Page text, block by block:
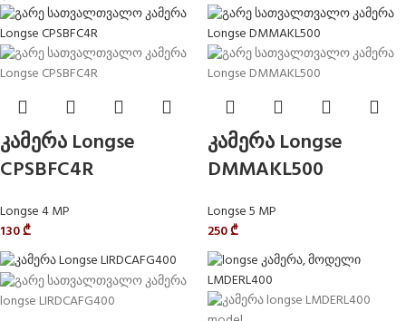
კამერა Longse
CPSBFC4R
Longse 4 MP
130₾
კამერა Longse
DMMAKL500
Longse 5 MP
250₾